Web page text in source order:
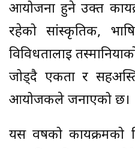
आयोजना हुने उक्त
रहेको सांस्कृतिक,
विविधतालाई
जोड्दै एकता र
आयोजकले जनाएको छ।
यस वर्षको